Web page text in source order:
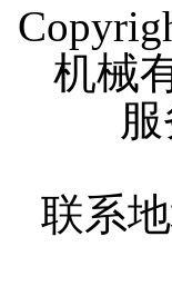
机械
联系